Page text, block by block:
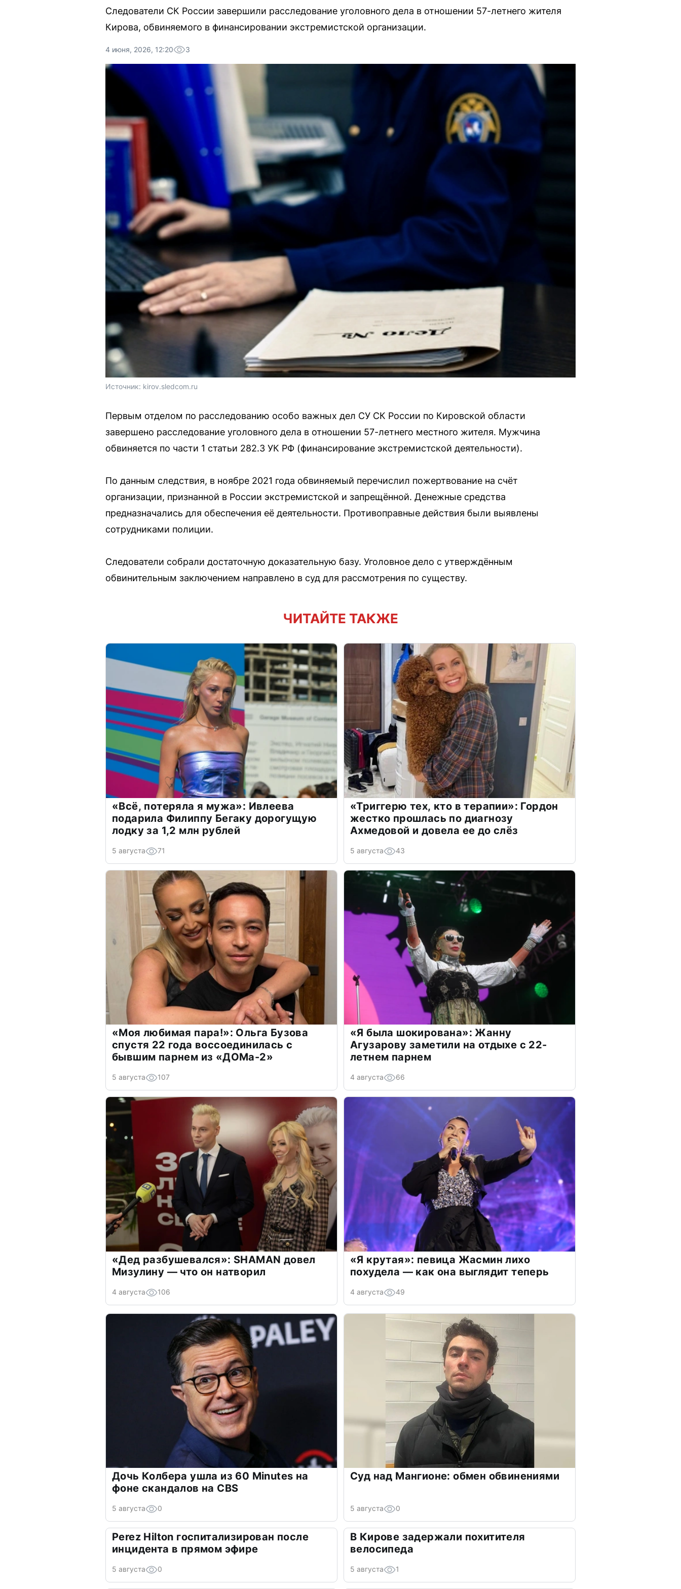
Следователи СК России завершили расследование уголовного дела в отношении 57-летнего жителя
Кирова, обвиняемого в финансировании экстремистской организации.
4 июня, 2026, 12:20 3
Источник: kirov.sledcom.ru
Первым отделом по расследованию особо важных дел СУ СК России по Кировской области
завершено расследование уголовного дела в отношении 57-летнего местного жителя. Мужчина
обвиняется по части 1 статьи 282.3 УК РФ (финансирование экстремистской деятельности).
По данным следствия, в ноябре 2021 года обвиняемый перечислил пожертвование на счёт
организации, признанной в России экстремистской и запрещённой. Денежные средства
предназначались для обеспечения её деятельности. Противоправные действия были выявлены
сотрудниками полиции.
Следователи собрали достаточную доказательную базу. Уголовное дело с утверждённым
обвинительным заключением направлено в суд для рассмотрения по существу.
ЧИТАЙТЕ ТАКЖЕ
«Всё, потеряла я мужа»: Ивлеева
подарила Филиппу Бегаку дорогущую
лодку за 1,2 млн рублей
5 августа 71
«Триггерю тех, кто в терапии»: Гордон
жестко прошлась по диагнозу
Ахмедовой и довела ее до слёз
5 августа 43
«Моя любимая пара!»: Ольга Бузова
спустя 22 года воссоединилась с
бывшим парнем из «ДОМа-2»
5 августа 107
«Я была шокирована»: Жанну
Агузарову заметили на отдыхе с 22-
летнем парнем
4 августа 66
«Дед разбушевался»: SHAMAN довел
Мизулину — что он натворил
4 августа 106
«Я крутая»: певица Жасмин лихо
похудела — как она выглядит теперь
4 августа 49
Дочь Колбера ушла из 60 Minutes на
фоне скандалов на CBS
5 августа 0
Суд над Мангионе: обмен обвинениями
5 августа 0
Perez Hilton госпитализирован после
инцидента в прямом эфире
5 августа 0
В Кирове задержали похитителя
велосипеда
5 августа 1